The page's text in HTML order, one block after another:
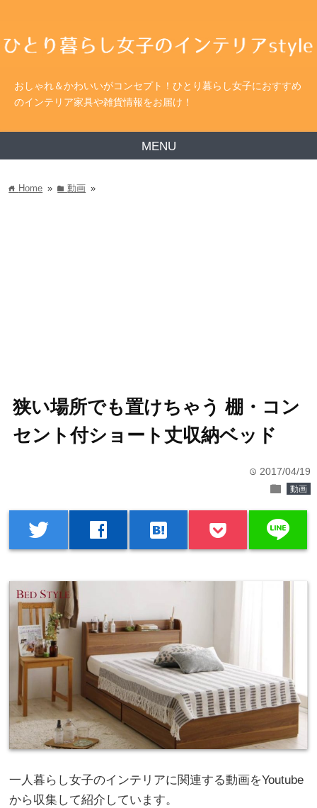
おしゃれ＆かわいいがコンセプト！ひとり暮らし女子におすすめ
のインテリア家具や雑貨情報をお届け！
MENU
home Home » folder動画 »
狭い場所でも置けちゃう 棚・コン
セント付ショート丈収納ベッド
time 2017/04/19
folder 動画
twitter facebook hatenabookmark line
一人暮らし女子のインテリアに関連する動画をYoutube
から収集して紹介しています。